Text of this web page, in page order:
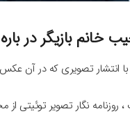
خانم بازیگر در
انتشار تصویری که در آن
نگار تصویر توئیتی از